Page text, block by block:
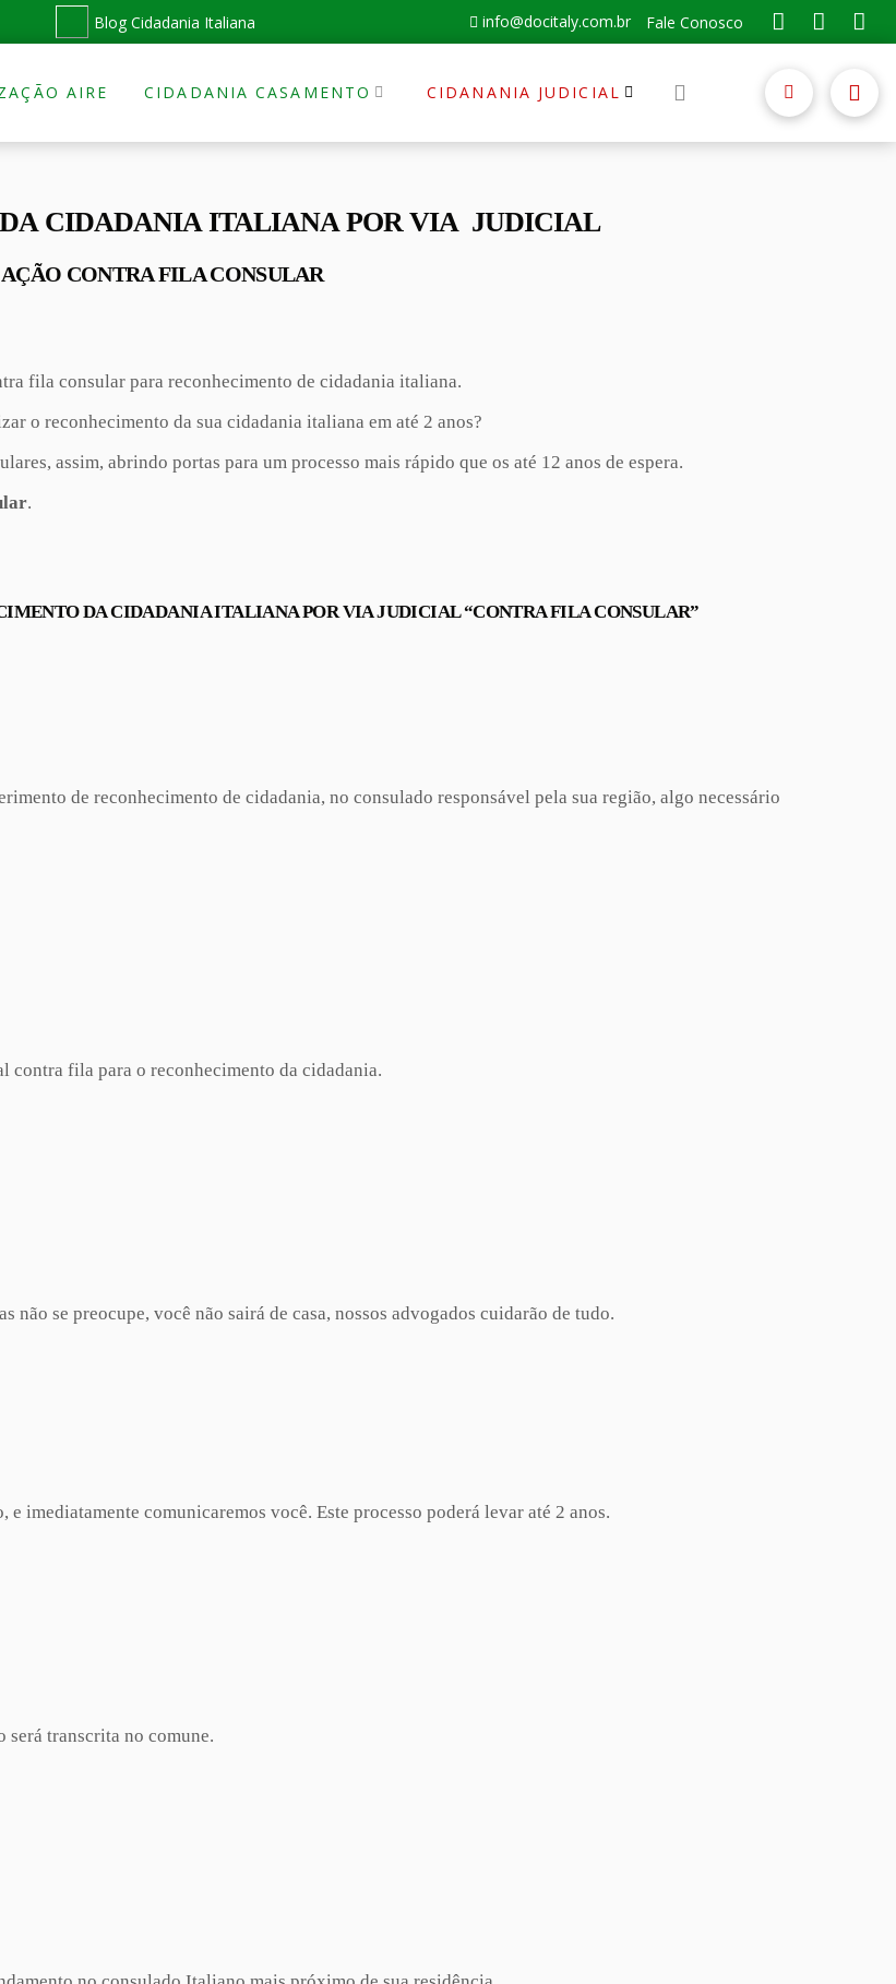
Blog Cidadania Italiana info@docitaly.com.br Fale Conosco
AIRE CIDADANIA CASAMENTO CIDANANIA JUDICIAL
CIDADANIA ITALIANA POR VIA JUDICIAL
AÇÃO CONTRA FILA CONSULAR
fila consular para reconhecimento de cidadania italiana.
o reconhecimento da sua cidadania italiana em até 2 anos?
assim, abrindo portas para um processo mais rápido que os até 12 anos de espera.
.
DA CIDADANIA ITALIANA POR VIA JUDICIAL “CONTRA FILA CONSULAR”
de reconhecimento de cidadania, no consulado responsável pela sua região, algo necessário
contra fila para o reconhecimento da cidadania.
não se preocupe, você não sairá de casa, nossos advogados cuidarão de tudo.
imediatamente comunicaremos você. Este processo poderá levar até 2 anos.
será transcrita no comune.